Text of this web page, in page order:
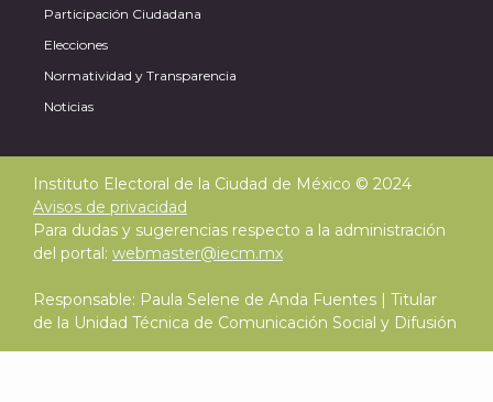
Participación Ciudadana
Elecciones
Normatividad y Transparencia
Noticias
Instituto Electoral de la Ciudad de México © 2024
Avisos de privacidad
Para dudas y sugerencias respecto a la administración
del portal: webmaster@iecm.mx
Responsable: Paula Selene de Anda Fuentes | Titular
de la Unidad Técnica de Comunicación Social y Difusión